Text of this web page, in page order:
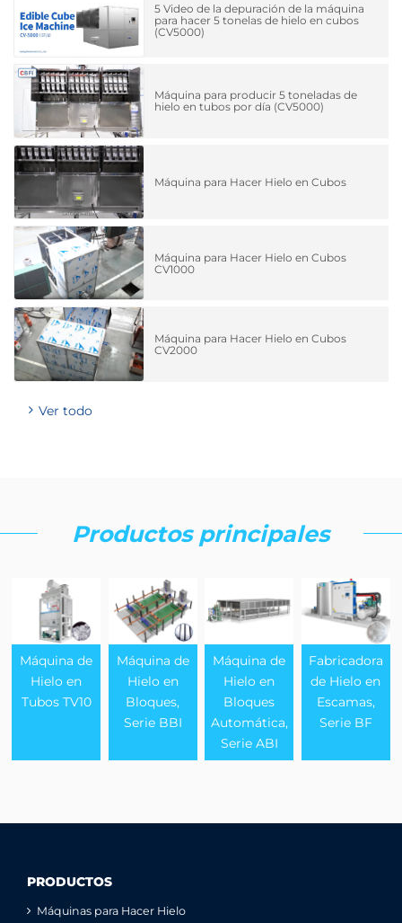
5 Video de la depuración de la máquina
para hacer 5 tonelas de hielo en cubos
(CV5000)
Máquina para producir 5 toneladas de
hielo en tubos por día (CV5000)
Máquina para Hacer Hielo en Cubos
Máquina para Hacer Hielo en Cubos
CV1000
Máquina para Hacer Hielo en Cubos
CV2000
Ver todo
Productos principales
Máquina de
Hielo en
Tubos TV10
Máquina de
Hielo en
Bloques,
Serie BBI
Máquina de
Hielo en
Bloques
Automática,
Serie ABI
Fabricadora
de Hielo en
Escamas,
Serie BF
PRODUCTOS
Máquinas para Hacer Hielo